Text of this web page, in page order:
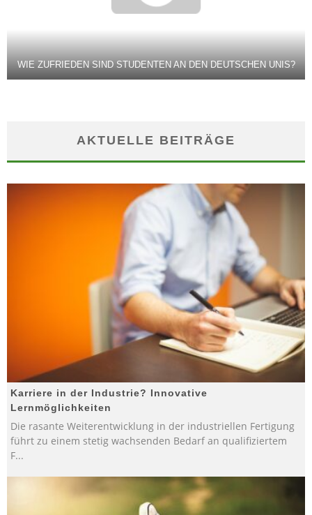
WIE ZUFRIEDEN SIND STUDENTEN AN DEN DEUTSCHEN UNIS?
AKTUELLE BEITRÄGE
Karriere in der Industrie? Innovative
Lernmöglichkeiten
Die rasante Weiterentwicklung in der industriellen Fertigung
führt zu einem stetig wachsenden Bedarf an qualifiziertem
F...